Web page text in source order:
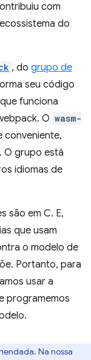
com
do
, do grupo de
seu código
funciona
O wasm-
conveniente,
O grupo está
idiomas de
são em C. E,
que usam
o modelo de
Portanto, para
usar a
programemos
Na nossa